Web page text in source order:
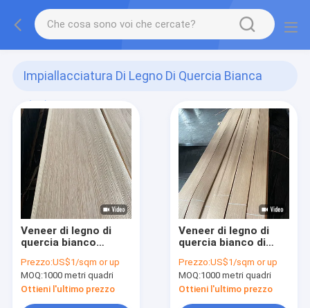
Impiallacciatura Di Legno Di Quercia Bianca
(82)
Veneer di legno di
quercia bianco
0,6 mm, pannello di
grado A
Prezzo:US$1/sqm or up
MOQ:1000 metri quadri
Ottieni l'ultimo prezzo
Veneer di legno di
quercia bianco di
mm, tagliato a
quarti/grano retto,
per
mobili/pavimenti/porte/
Prezzo:US$1/sqm or up
MOQ:1000 metri quadri
Ottieni l'ultimo prezzo